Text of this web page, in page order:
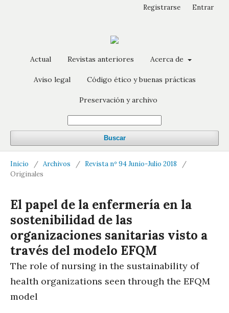
Actual Revistas anteriores Acerca de
Aviso legal Código ético y buenas prácticas
Preservación y archivo
Buscar
Registrarse Entrar
Inicio / Archivos / Revista nº 94 Junio-Julio 2018
/
Originales
El papel de la enfermería en la
sostenibilidad de las
organizaciones sanitarias visto a
través del modelo EFQM
The role of nursing in the sustainability of
health organizations seen through the EFQM
model